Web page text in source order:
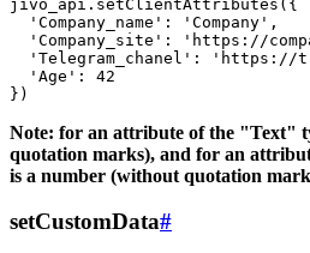
jivo_api.setClientAttributes({
  'Company_name': 'Company',
'Company_site': 'https://
'Telegram_chanel': 'https://
  'Age': 42
Note: for an attribute of the "Text"
quotation marks), and for an
is a number (without quotation
setCustomData#